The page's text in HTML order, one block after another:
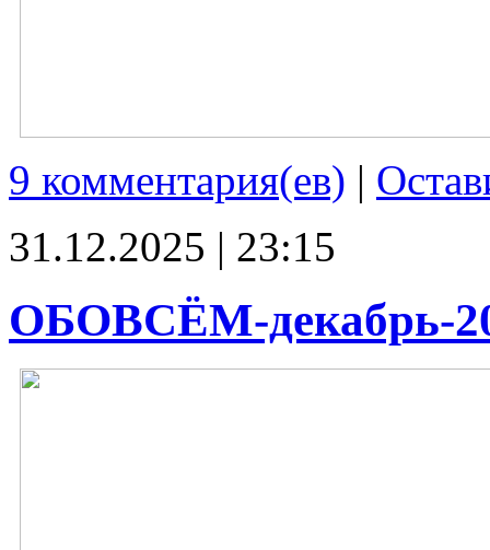
9 комментария(ев) |
31.12.2025 | 23:15
ОБОВСЁМ-декабрь-